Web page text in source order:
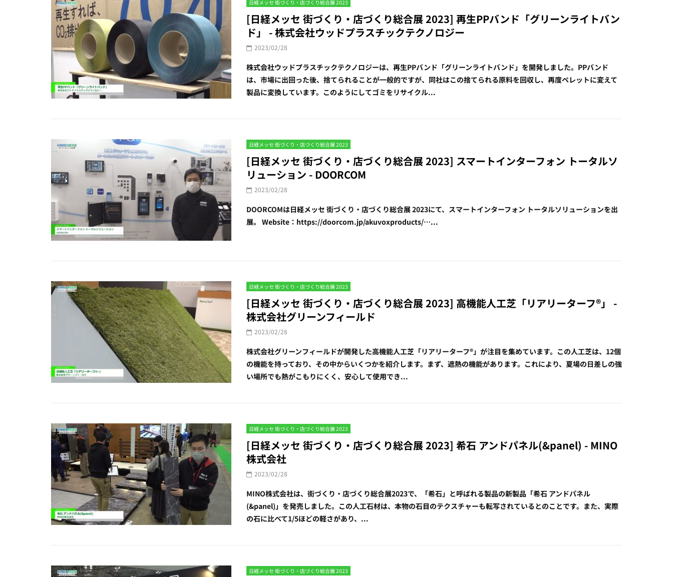
日経メッセ 街づくり・店づくり総合展 2023
[日経メッセ 街づくり・店づくり総合展 2023] 再生PPバンド「グリーンライトバン
ド」 - 株式会社ウッドプラスチックテクノロジー
2023/02/28
株式会社ウッドプラスチックテクノロジーは、再生PPバンド「グリーンライトバンド」を開発しました。PPバンド
は、市場に出回った後、捨てられることが一般的ですが、同社はこの捨てられる原料を回収し、再度ペレットに変えて
製品に変換しています。このようにしてゴミをリサイクル...
日経メッセ 街づくり・店づくり総合展 2023
[日経メッセ 街づくり・店づくり総合展 2023] スマートインターフォン トータルソ
リューション - DOORCOM
2023/02/28
DOORCOMは日経メッセ 街づくり・店づくり総合展 2023にて、スマートインターフォン トータルソリューションを出
展。 Website：https://doorcom.jp/akuvoxproducts/…...
日経メッセ 街づくり・店づくり総合展 2023
[日経メッセ 街づくり・店づくり総合展 2023] 高機能人工芝「リアリーターフ®︎」 -
株式会社グリーンフィールド
2023/02/28
株式会社グリーンフィールドが開発した高機能人工芝「リアリーターフ®︎」が注目を集めています。この人工芝は、12個
の機能を持っており、その中からいくつかを紹介します。まず、遮熱の機能があります。これにより、夏場の日差しの強
い場所でも熱がこもりにくく、安心して使用でき...
日経メッセ 街づくり・店づくり総合展 2023
[日経メッセ 街づくり・店づくり総合展 2023] 希石 アンドパネル(&panel) - MINO
株式会社
2023/02/28
MINO株式会社は、街づくり・店づくり総合展2023で、「希石」と呼ばれる製品の新製品「希石 アンドパネル
(&panel)」を発売しました。この人工石材は、本物の石目のテクスチャーも転写されているとのことです。また、実際
の石に比べて1/5ほどの軽さがあり、...
日経メッセ 街づくり・店づくり総合展 2023